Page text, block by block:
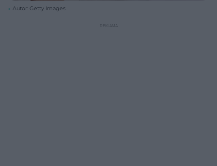
Autor: Getty Images